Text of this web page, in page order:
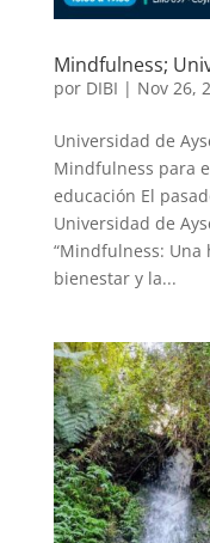
Mindfulness;
por DIBI | Nov 26,
Universidad de
Mindfulness para
educación El
Universidad de
“Mindfulness:
bienestar y la...